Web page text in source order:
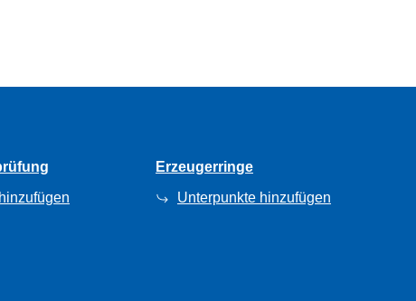
Erzeugerringe
Unterpunkte hinzufügen